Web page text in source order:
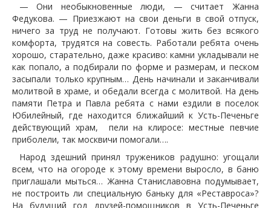
— Они необыкновенные люди, — считает Жанна
Федукова. — Приезжают на свои деньги в свой отпуск,
ничего за труд не получают. Готовы жить без всякого
комфорта, трудятся на совесть. Работали ребята очень
хорошо, старательно, даже красиво: камни укладывали не
как попало, а подбирали по форме и размерам, и песком
засыпали только крупным… День начинали и заканчивали
молитвой в храме, и обедали всегда с молитвой. На день
памяти Петра и Павла ребята с нами ездили в поселок
Юбилейный, где находится ближайший к Усть-Печеньге
действующий храм, пели на клиросе: местные певчие
приболели, так москвичи помогали….
Народ здешний принял тружеников радушно: угощали
всем, что на огороде к этому времени выросло, в баню
приглашали мыться… Жанна Станиславовна подумывает,
не построить ли специальную баньку для «Реставроса»?
На будущий год друзей-помощников в Усть-Печеньге